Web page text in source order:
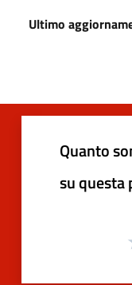
Ultimo
Quanto
su questa